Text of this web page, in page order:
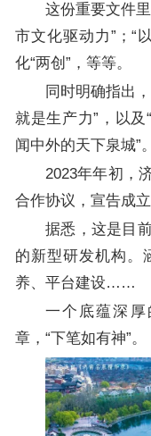
这份重要文件
市文化驱动力”；“
化“两创”，等等。
同时明确指出
就是生产力”，以及
闻中外的天下泉城”。
2023年年初，
合作协议，宣告成
据悉，这是目
的新型研发机构。
养、平台建设……
一个底蕴深
章，“下笔如有神”。